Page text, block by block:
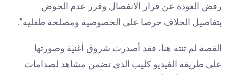
رفض العودة عن قرار الانفصال وقرر عدم الخوض
بتفاصيل الخلاف حرصا على الخصوصية ومصلحة طفليه”.
القصة لم تنته هنا، فقد أصدرت شروق أغنية وصورتها
على طريقة الفيديو كليب الذي تضمن مشاهد لصدامات